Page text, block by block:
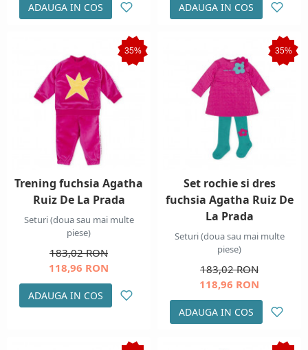
ADAUGA IN COS ADAUGA IN COS
35%
Trening fuchsia Agatha
Ruiz De La Prada
Seturi (doua sau mai multe
piese)
183,02 RON
118,96 RON
ADAUGA IN COS
35%
Set rochie si dres
fuchsia Agatha Ruiz De
La Prada
Seturi (doua sau mai multe
piese)
183,02 RON
118,96 RON
ADAUGA IN COS